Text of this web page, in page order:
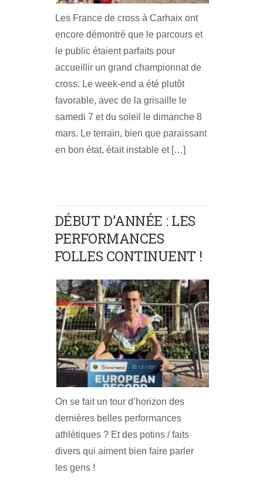
Les France de cross à Carhaix ont
encore démontré que le parcours et
le public étaient parfaits pour
accueillir un grand championnat de
cross. Le week-end a été plutôt
favorable, avec de la grisaille le
samedi 7 et du soleil le dimanche 8
mars. Le terrain, bien que paraissant
en bon état, était instable et […]
DÉBUT D’ANNÉE : LES
PERFORMANCES
FOLLES CONTINUENT !
On se fait un tour d’horizon des
dernières belles performances
athlétiques ? Et des potins / faits
divers qui aiment bien faire parler
les gens !